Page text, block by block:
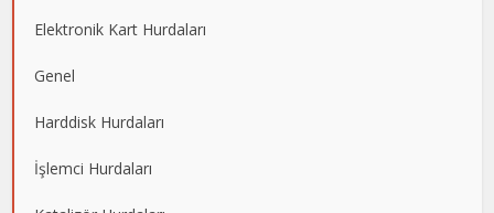
Elektronik Kart Hurdaları
Genel
Harddisk Hurdaları
İşlemci Hurdaları